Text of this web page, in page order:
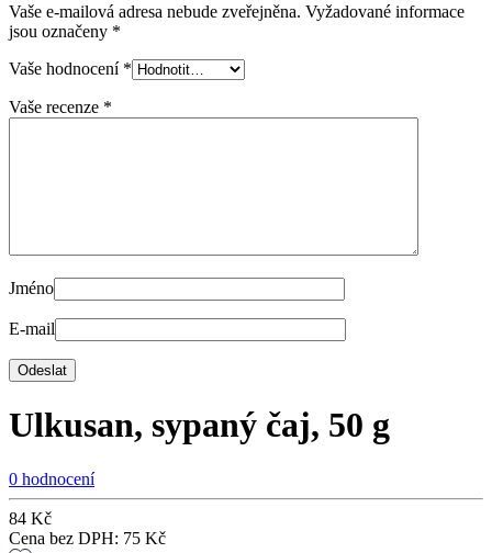
Vaše e-mailová adresa nebude zveřejněna. Vyžadované informace
jsou označeny *
Vaše hodnocení *
Vaše recenze *
Jméno
E-mail
Ulkusan, sypaný čaj, 50 g
0 hodnocení
84 Kč
Cena bez DPH: 75 Kč